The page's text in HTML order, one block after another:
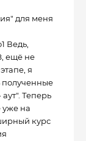
для меня
Ведь,
ещё не
я
полученные
Теперь
уже на
курс